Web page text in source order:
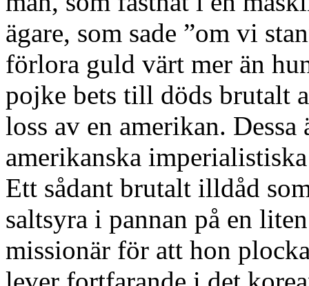
ägare, som sade ”om vi
förlora guld värt mer än
pojke bets till döds brutalt
loss av en amerikan.
amerikanska
Ett sådant brutalt illdåd
saltsyra i pannan på en
missionär för att hon